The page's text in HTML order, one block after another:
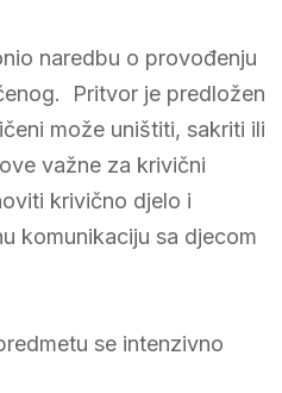
naredbu o provođenju
Pritvor je predložen
može uništiti, sakriti ili
važne za krivični
krivično djelo i
komunikaciju sa djecom
se intenzivno